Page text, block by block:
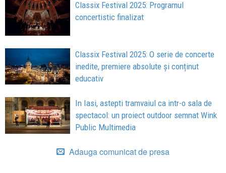
Classix Festival 2025: Programul
concertistic finalizat
Classix Festival 2025: O serie de concerte
inedite, premiere absolute și conținut
educativ
In Iasi, astepti tramvaiul ca intr-o sala de
spectacol: un proiect outdoor semnat Wink
Public Multimedia
Adauga comunicat de presa